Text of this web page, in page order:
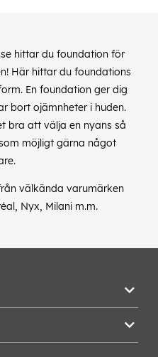
hittar du foundation för
Här hittar du foundations
En foundation ger dig
bort ojämnheter i huden.
bra att välja en nyans så
möjligt gärna något
välkända varumärken
Nyx, Milani m.m.